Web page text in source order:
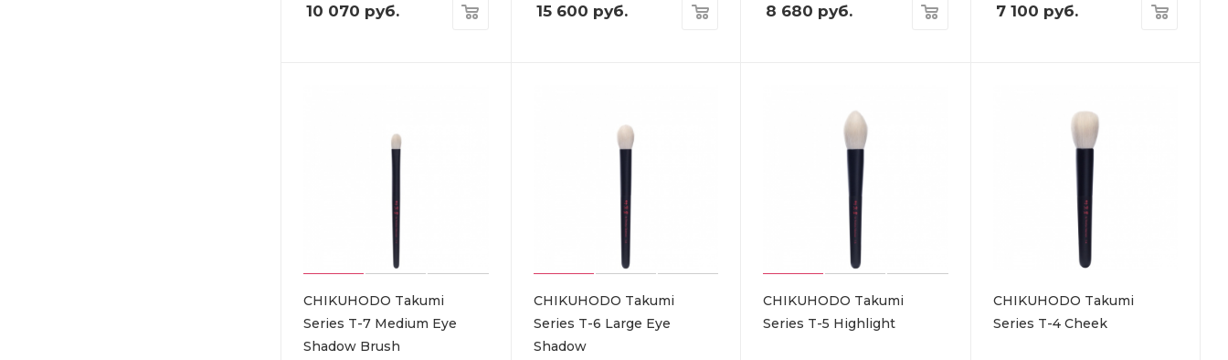
10 070 руб. 15 600 руб. 8 680 руб. 7 100 руб.
CHIKUHODO Takumi
Series T-7 Medium Eye
Shadow Brush
CHIKUHODO Takumi
Series T-6 Large Eye
Shadow
CHIKUHODO Takumi
Series T-5 Highlight
CHIKUHODO Takumi
Series T-4 Cheek